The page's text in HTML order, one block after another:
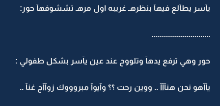
يآسر يطآلع فيهآ بنظرهـ غريبه اول مرهـ تششوفهآ حور:
..............................
حور وهي ترفع يدهآ وتلووح عند عين يآسر بشكل طفولي :
يآآهو نحن هنآآآ .. ووين رحت ؟؟ وآيوآ مبروووك زوآآج غنآ ..